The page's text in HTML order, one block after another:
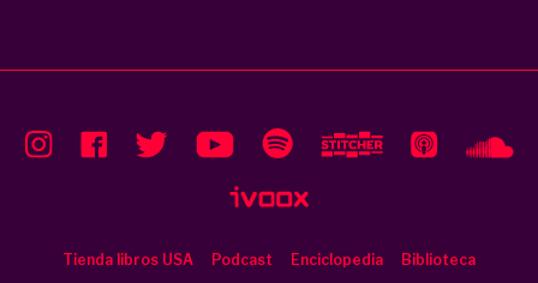
Tienda libros USA Podcast Enciclopedia
Biblioteca